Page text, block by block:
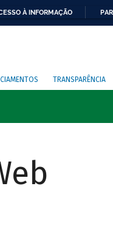
À INFORMAÇÃO
TRANSPARÊNCIA